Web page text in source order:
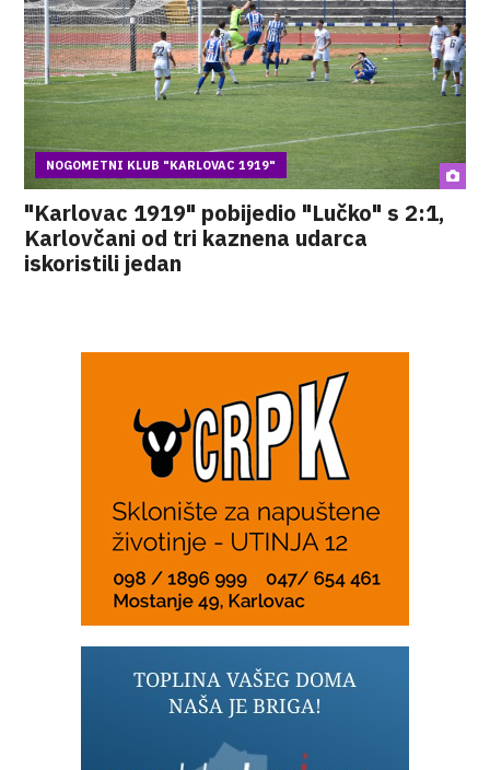
NOGOMETNI KLUB "KARLOVAC 1919"
"Karlovac 1919" pobijedio "Lučko" s 2:1,
Karlovčani od tri kaznena udarca
iskoristili jedan